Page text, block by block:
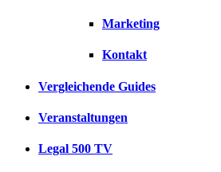
Marketing
Kontakt
Vergleichende Guides
Veranstaltungen
Legal 500 TV